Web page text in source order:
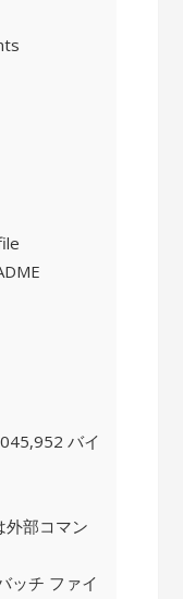
バイ
外部コマン
ッチ ファイ